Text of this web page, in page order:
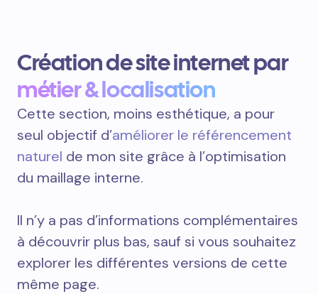
Création de site internet par
métier & localisation
Cette section, moins esthétique, a pour
seul objectif d’améliorer le référencement
naturel de mon site grâce à l’optimisation
du maillage interne.
Il n’y a pas d’informations complémentaires
à découvrir plus bas, sauf si vous souhaitez
explorer les différentes versions de cette
même page.